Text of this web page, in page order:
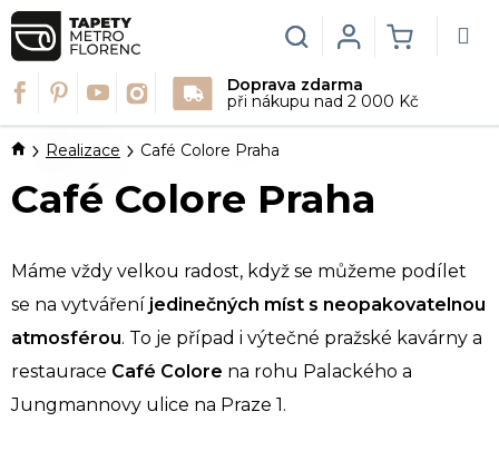
Přejít
na
obsah
Doprava zdarma
při nákupu nad 2 000 Kč
Hledat
KOŠÍK
Login
DomůRealizace Café Colore Praha
Café Colore Praha
Máme vždy velkou radost, když se můžeme podílet
se na vytváření jedinečných míst s neopakovatelnou
atmosférou. To je případ i výtečné pražské kavárny a
restaurace Café Colore na rohu Palackého a
Jungmannovy ulice na Praze 1.